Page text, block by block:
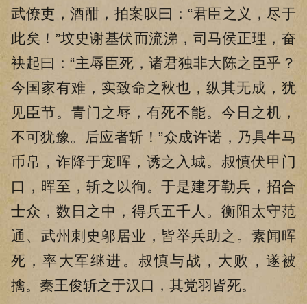
武僚吏，酒酣，拍案叹曰：“君臣之义，尽于
此矣！”坟史谢基伏而流涕，司马侯正理，奋
袂起曰：“主辱臣死，诸君独非大陈之臣乎？
今国家有难，实致命之秋也，纵其无成，犹
见臣节。青门之辱，有死不能。今日之机，
不可犹豫。后应者斩！”众成许诺，乃具牛马
币帛，诈降于宠晖，诱之入城。叔慎伏甲门
口，晖至，斩之以徇。于是建牙勒兵，招合
士众，数日之中，得兵五千人。衡阳太守范
通、武州刺史邬居业，皆举兵助之。素闻晖
死，率大军继进。叔慎与战，大败，遂被
擒。秦王俊斩之于汉口，其党羽皆死。